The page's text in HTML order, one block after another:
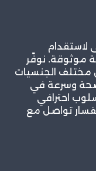
لاستقدام
موثوقة. نوفّر
مختلف الجنسيات
وسرعة في
احترافي
تواصل مع